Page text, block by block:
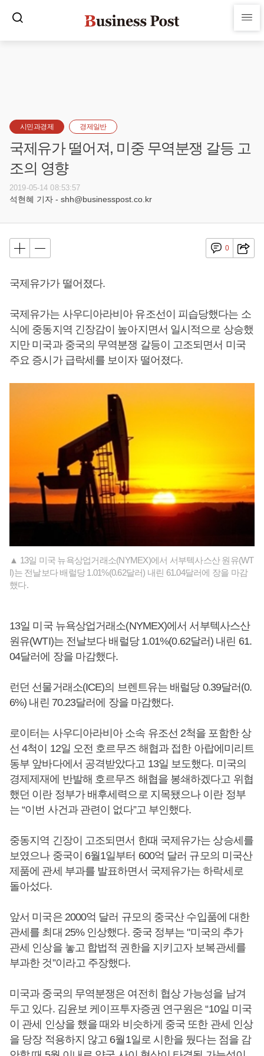
시민과경제 경제일반
국제유가 떨어져, 미중 무역분쟁 갈등 고
조의 영향
2019-05-14 08:53:57
석현혜 기자 - shh@businesspost.co.kr
0
국제유가가 떨어졌다.
국제유가는 사우디아라비아 유조선이 피습당했다는 소
식에 중동지역 긴장감이 높아지면서 일시적으로 상승했
지만 미국과 중국의 무역분쟁 갈등이 고조되면서 미국
주요 증시가 급락세를 보이자 떨어졌다.
▲ 13일 미국 뉴욕상업거래소(NYMEX)에서 서부텍사스산 원유(WT
I)는 전날보다 배럴당 1.01%(0.62달러) 내린 61.04달러에 장을 마감
했다.
13일 미국 뉴욕상업거래소(NYMEX)에서 서부텍사스산
원유(WTI)는 전날보다 배럴당 1.01%(0.62달러) 내린 61.
04달러에 장을 마감했다.
런던 선물거래소(ICE)의 브렌트유는 배럴당 0.39달러(0.
6%) 내린 70.23달러에 장을 마감했다.
로이터는 사우디아라비아 소속 유조선 2척을 포함한 상
선 4척이 12일 오전 호르무즈 해협과 접한 아랍에미리트
동부 앞바다에서 공격받았다고 13일 보도했다. 미국의
경제제재에 반발해 호르무즈 해협을 봉쇄하겠다고 위협
했던 이란 정부가 배후세력으로 지목됐으나 이란 정부
는 “이번 사건과 관련이 없다”고 부인했다.
중동지역 긴장이 고조되면서 한때 국제유가는 상승세를
보였으나 중국이 6월1일부터 600억 달러 규모의 미국산
제품에 관세 부과를 발표하면서 국제유가는 하락세로
돌아섰다.
앞서 미국은 2000억 달러 규모의 중국산 수입품에 대한
관세를 최대 25% 인상했다. 중국 정부는 "미국의 추가
관세 인상을 놓고 합법적 권한을 지키고자 보복관세를
부과한 것”이라고 주장했다.
미국과 중국의 무역분쟁은 여전히 협상 가능성을 남겨
두고 있다. 김윤보 케이프투자증권 연구원은 “10일 미국
이 관세 인상을 했을 때와 비슷하게 중국 또한 관세 인상
을 당장 적용하지 않고 6월1일로 시한을 뒀다는 점을 감